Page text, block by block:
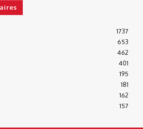
1737
653
462
401
195
181
162
157